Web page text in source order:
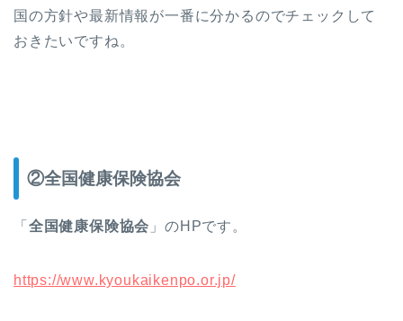
国の方針や最新情報が一番に分かるのでチェックして
おきたいですね。
②全国健康保険協会
「 全国健康保険協会 」のHPです。
https://www.kyoukaikenpo.or.jp/